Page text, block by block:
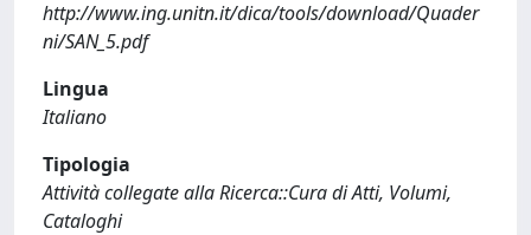
http://www.ing.unitn.it/dica/tools/download/Quader
ni/SAN_5.pdf
Lingua
Italiano
Tipologia
Attività collegate alla Ricerca::Cura di Atti, Volumi,
Cataloghi